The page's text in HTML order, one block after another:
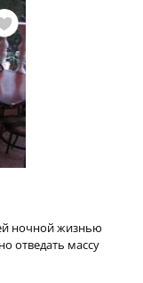
ночной жизнью
отведать массу